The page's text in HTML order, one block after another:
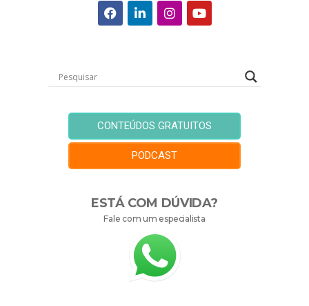
CONTEÚDOS GRATUITOS
PODCAST
ESTÁ COM DÚVIDA?
Fale com um especialista